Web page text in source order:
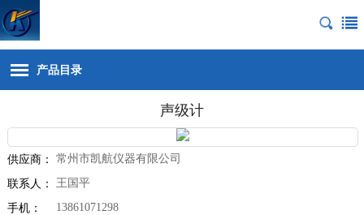
产品目录
声级计
供应商： 常州市凯航仪器有限公司
联系人： 王国平
手机： 13861071298